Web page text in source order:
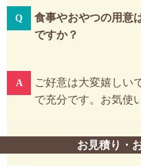
食事やおやつの用意
ですか？
ご好意は大変嬉しい
で充分です。お気使
お見積り・